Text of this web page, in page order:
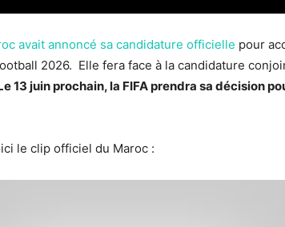
avait annoncé sa candidature officielle pour
2026. Elle fera face à la candidature
13 juin prochain, la FIFA prendra sa décision
le clip officiel du Maroc :